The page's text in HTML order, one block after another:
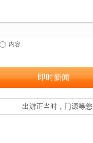
内容
即时新闻
出游正当时，门源等您